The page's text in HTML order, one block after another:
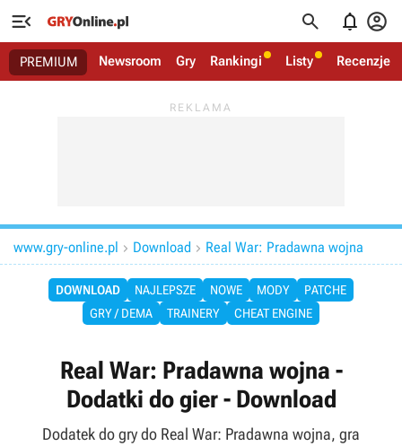
   
PREMIUM Newsroom Gry Rankingi Listy Recenzje
www.gry-online.pl  Download  Real War: Pradawna wojna
DOWNLOAD NAJLEPSZE NOWE MODY
PATCHE
GRY / DEMA
TRAINERY CHEAT ENGINE
Real War: Pradawna wojna -
Dodatki do gier - Download
Dodatek do gry do Real War: Pradawna wojna, gra